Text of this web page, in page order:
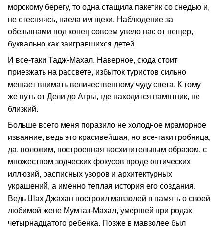
морскому берегу, то одна стащила пакетик со снедью и,
не стесняясь, наела им щеки. Наблюдение за
обезьянами под конец совсем увело нас от пещер,
буквально как заигравшихся детей.
И все-таки Тадж-Махал. Наверное, сюда стоит
приезжать на рассвете, избыток туристов сильно
мешает внимать величественному чуду света. К тому
же путь от Дели до Агры, где находится памятник, не
близкий.
Больше всего меня поразило не холодное мраморное
изваяние, ведь это красивейшая, но все-таки гробница,
да, положим, построенная восхитительным образом, с
множеством зодческих фокусов вроде оптических
иллюзий, расписных узоров и архитектурных
украшений, а именно теплая история его создания.
Ведь Шах Джахан построил мавзолей в память о своей
любимой жене Мумтаз-Махал, умершей при родах
четырнадцатого ребенка. Позже в мавзолее был